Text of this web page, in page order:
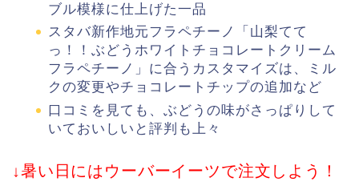
ブル模様に仕上げた一品
スタバ新作地元フラペチーノ「山梨てて
っ！！ぶどうホワイトチョコレートクリーム
フラペチーノ」に合うカスタマイズは、ミル
クの変更やチョコレートチップの追加など
口コミを見ても、ぶどうの味がさっぱりして
いておいしいと評判も上々
↓暑い日にはウーバーイーツで注文しよう！